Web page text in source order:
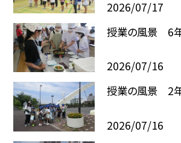
2026/07/17
授業の風景 6
2026/07/16
授業の風景 2
2026/07/16